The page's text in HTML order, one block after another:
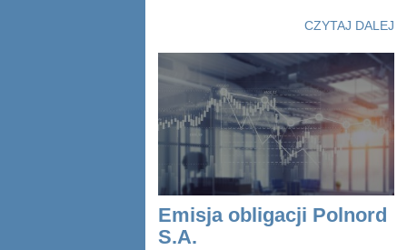
CZYTAJ DALEJ
Emisja obligacji Polnord
S.A.